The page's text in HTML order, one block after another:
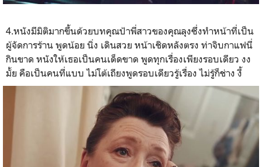
4.หนังมีมิติมากขึ้นด้วยบทคุณป้าพี่สาวของคุณลุงซึ่งทำหน้าที่เป็น
ผู้จัดการร้าน พูดน้อย นิ่ง เดินสวย หน้าเชิดหลังตรง ท่าจิบกาแฟนี่
กินขาด หนังให้เธอเป็นคนเด็ดขาด พูดทุกเรื่องเพียงรอบเดียว งง
มั้ย คือเป็นคนที่แบบ ไม่โต้เถียงพูดรอบเดียวรู้เรื่อง ไม่รู้ก็ช่าง งี้